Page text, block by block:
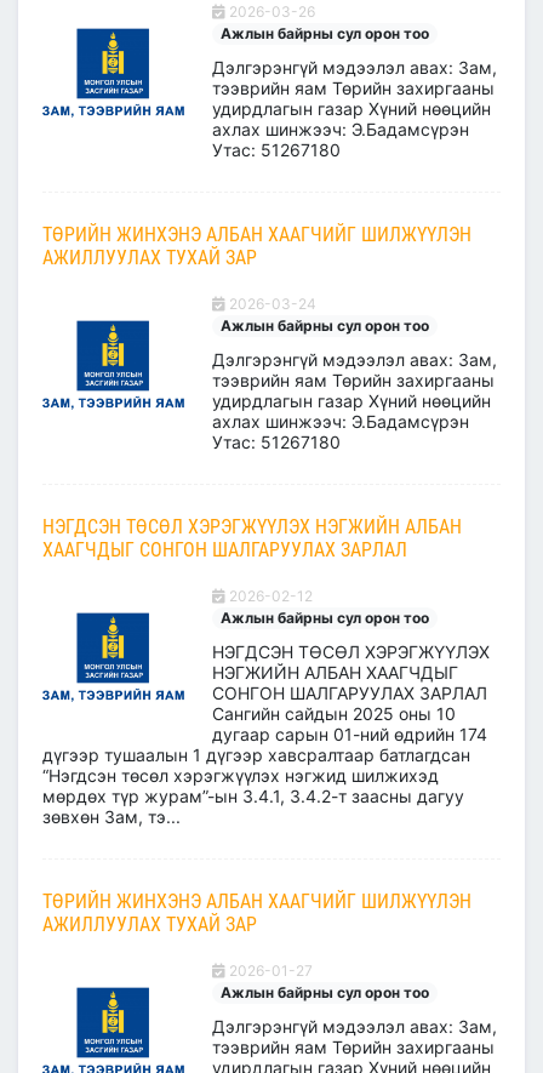
2026-03-26
Ажлын байрны сул орон тоо
Дэлгэрэнгүй мэдээлэл авах: Зам,
тээврийн яам Төрийн захиргааны
удирдлагын газар Хүний нөөцийн
ахлах шинжээч: Э.Бадамсүрэн
Утас: 51267180
ТӨРИЙН ЖИНХЭНЭ АЛБАН ХААГЧИЙГ ШИЛЖҮҮЛЭН
АЖИЛЛУУЛАХ ТУХАЙ ЗАР
2026-03-24
Ажлын байрны сул орон тоо
Дэлгэрэнгүй мэдээлэл авах: Зам,
тээврийн яам Төрийн захиргааны
удирдлагын газар Хүний нөөцийн
ахлах шинжээч: Э.Бадамсүрэн
Утас: 51267180
НЭГДСЭН ТӨСӨЛ ХЭРЭГЖҮҮЛЭХ НЭГЖИЙН АЛБАН
ХААГЧДЫГ СОНГОН ШАЛГАРУУЛАХ ЗАРЛАЛ
2026-02-12
Ажлын байрны сул орон тоо
НЭГДСЭН ТӨСӨЛ ХЭРЭГЖҮҮЛЭХ
НЭГЖИЙН АЛБАН ХААГЧДЫГ
СОНГОН ШАЛГАРУУЛАХ ЗАРЛАЛ
Сангийн сайдын 2025 оны 10
дугаар сарын 01-ний өдрийн 174
дүгээр тушаалын 1 дүгээр хавсралтаар батлагдсан
“Нэгдсэн төсөл хэрэгжүүлэх нэгжид шилжихэд
мөрдөх түр журам”-ын 3.4.1, 3.4.2-т заасны дагуу
зөвхөн Зам, тэ...
ТӨРИЙН ЖИНХЭНЭ АЛБАН ХААГЧИЙГ ШИЛЖҮҮЛЭН
АЖИЛЛУУЛАХ ТУХАЙ ЗАР
2026-01-27
Ажлын байрны сул орон тоо
Дэлгэрэнгүй мэдээлэл авах: Зам,
тээврийн яам Төрийн захиргааны
удирдлагын газар Хүний нөөцийн